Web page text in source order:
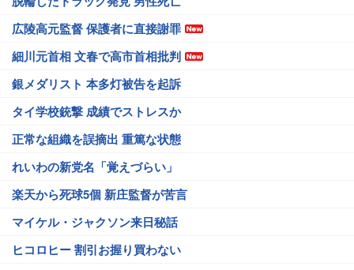
広陵高元監督 保護者に直接謝罪
細川元首相 文春で高市首相批判
銀メダリスト 本多灯被告を起訴
タイ学校銃撃 成績でストレスか
正常な組織を誤摘出 重篤な状態
れいわの新党名「覚えづらい」
楽天から死球5個 新庄監督が苦言
マイケル・ジャクソン来日秘話
ヒコロヒー 割引お握り買わない